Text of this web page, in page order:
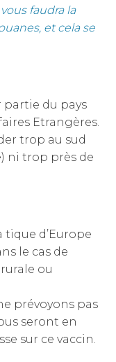
faudra la
et cela se
du pays
Etrangères.
trop au sud
ni trop près de
tique d’Europe
le cas de
ou
prévoyons pas
seront en
sur ce vaccin.